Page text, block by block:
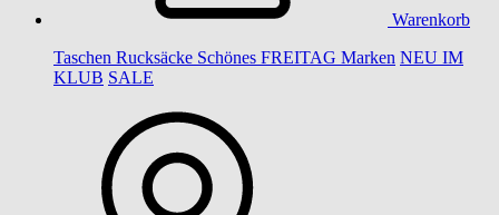
Warenkorb
Taschen Rucksäcke Schönes FREITAG Marken NEU IM
KLUB SALE